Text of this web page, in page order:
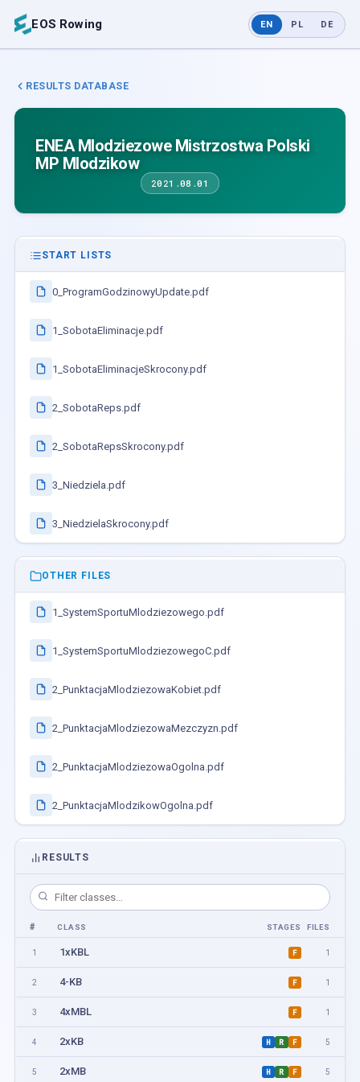
EOS Rowing EN PL DE
RESULTS DATABASE
ENEA Mlodziezowe Mistrzostwa Polski
MP Mlodzikow
2021.08.01
START LISTS
0_ProgramGodzinowyUpdate.pdf
1_SobotaEliminacje.pdf
1_SobotaEliminacjeSkrocony.pdf
2_SobotaReps.pdf
2_SobotaRepsSkrocony.pdf
3_Niedziela.pdf
3_NiedzielaSkrocony.pdf
OTHER FILES
1_SystemSportuMlodziezowego.pdf
1_SystemSportuMlodziezowegoC.pdf
2_PunktacjaMlodziezowaKobiet.pdf
2_PunktacjaMlodziezowaMezczyzn.pdf
2_PunktacjaMlodziezowaOgolna.pdf
2_PunktacjaMlodzikowOgolna.pdf
RESULTS
# CLASS STAGES FILES
1 1xKBL F 1
2 4-KB F 1
3 4xMBL F 1
4 2xKB H R F 5
5 2xMB H R F 5